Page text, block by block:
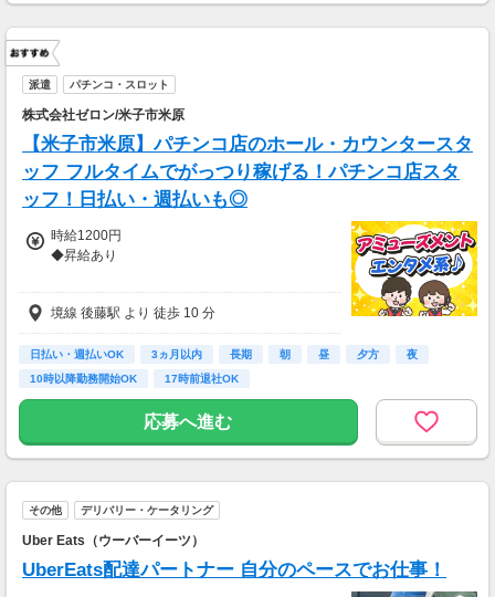
【賞与】
年3回（職階に応じる／規定あり）
・精勤賞与：最大12万円×年3回
・業績連動型実績賞与：最大28万円×年3回
【昇給】
可能）
──────
【入社祝金制度】
通常：入社祝金60万円（規定あり）
即戦力（入社時から握りをお任せできる方）：
【給与例】
年収510万円／入社3年目・店長代理
※飲食業界の経験者の場合、前職年収を考慮い
たします
派遣 パチンコ・スロット
株式会社ゼロン/米子市米原
【米子市米原】パチンコ店のホール・カウンタースタ
ッフ フルタイムでがっつり稼げる！パチンコ店スタ
ッフ！日払い・週払いも◎
時給1200円
◆昇給あり
◆支払い方法：月1回
◎給与前払い制度あり！(稼働分)
★日払い・週払いも可能です★
あなたの好きな支払サイクルを教えてください
【スマホ・PC】から簡単に申込変更ができます
その翌日には振り込まれます♪
境線 後藤駅 より 徒歩 10 分
日払い・週払いOK 3ヵ月以内 長期 朝 昼 夕方
夜
10時以降勤務開始OK
17時前退社OK
応募へ進む
その他 デリバリー・ケータリング
Uber Eats（ウーバーイーツ）
UberEats配達パートナー 自分のペースでお仕事！